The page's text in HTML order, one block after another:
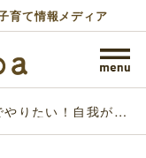
育て情報メディア
りたい！自我が出